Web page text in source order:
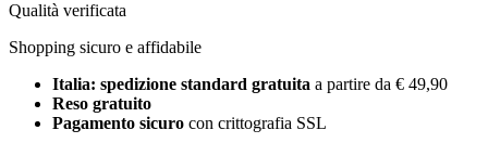
Qualità verificata
Shopping sicuro e affidabile
Italia: spedizione standard gratuita a partire da € 49,90
Reso gratuito
Pagamento sicuro con crittografia SSL